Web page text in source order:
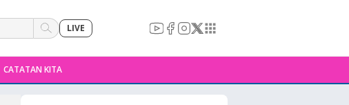
LIVE
CATATAN KITA